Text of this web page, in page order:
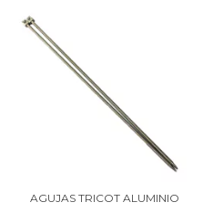
AGUJAS TRICOT ALUMINIO